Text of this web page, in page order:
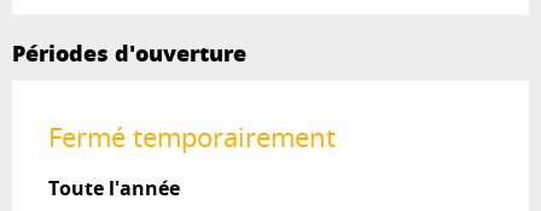
Périodes d'ouverture
Fermé temporairement
Toute l'année
Toute l'année